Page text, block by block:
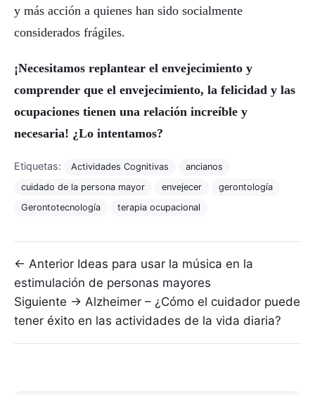
y más acción a quienes han sido socialmente
considerados frágiles.
¡Necesitamos replantear el envejecimiento y
comprender que el envejecimiento, la felicidad y las
ocupaciones tienen una relación increíble y
necesaria! ¿Lo intentamos?
Etiquetas: Actividades Cognitivas
ancianos
cuidado de la persona mayor
envejecer
gerontología
Gerontotecnología
terapia ocupacional
Navegación de entradas
← Anterior Ideas para usar la música en la
estimulación de personas mayores
Siguiente → Alzheimer – ¿Cómo el cuidador puede
tener éxito en las actividades de la vida diaria?